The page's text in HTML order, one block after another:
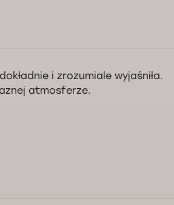
i zrozumiale wyjaśniła.
atmosferze.